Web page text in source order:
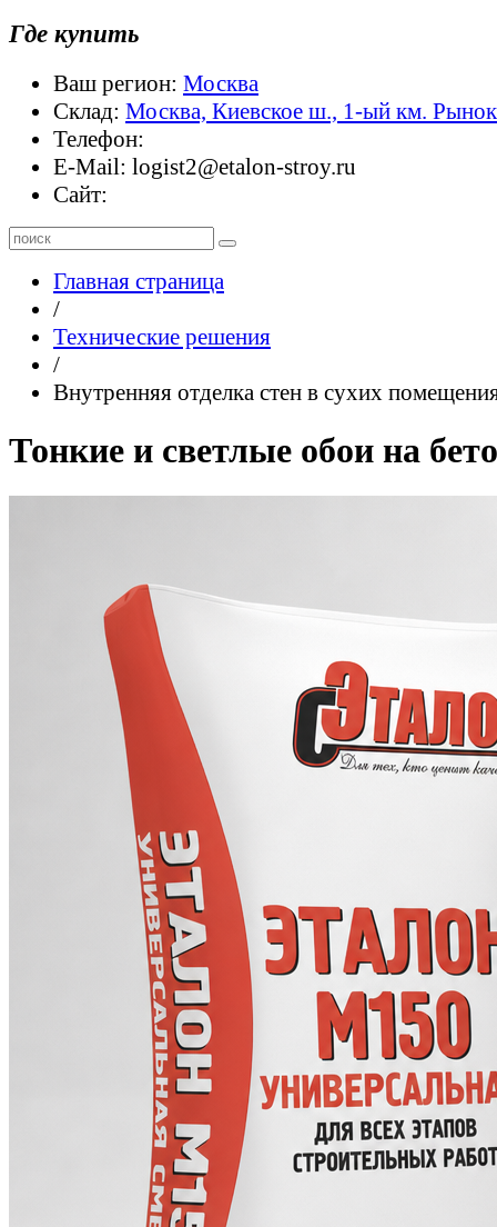
Где купить
Ваш регион: Москва
Склад: Москва, Киевское ш., 1-ый км.
Телефон:
E-Mail: logist2@etalon-stroy.ru
Сайт:
Главная страница
/
Технические решения
/
Внутренняя отделка стен в сухих
Тонкие и светлые обои на